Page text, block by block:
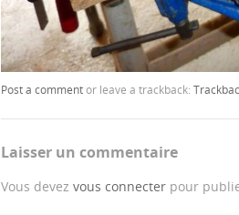
Post a commentor leave a trackback:
Laisser un commentaire
Vous devez vous connecter pour